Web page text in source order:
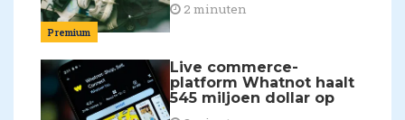
Premium
2 minuten
Live commerce-
platform Whatnot haalt
545 miljoen dollar op